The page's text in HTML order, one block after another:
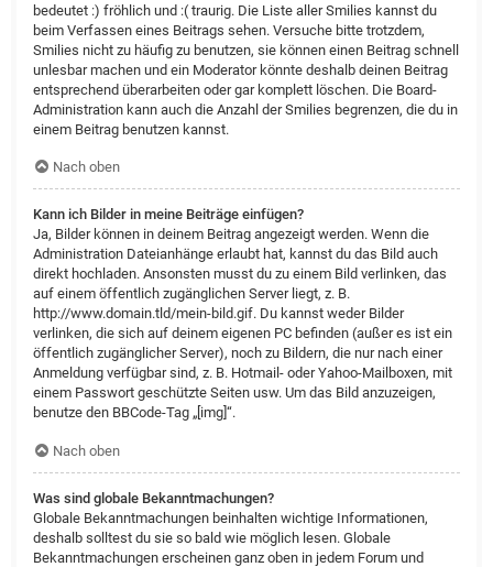
bedeutet :) fröhlich und :( traurig. Die Liste aller Smilies kannst du
beim Verfassen eines Beitrags sehen. Versuche bitte trotzdem,
Smilies nicht zu häufig zu benutzen, sie können einen Beitrag schnell
unlesbar machen und ein Moderator könnte deshalb deinen Beitrag
entsprechend überarbeiten oder gar komplett löschen. Die Board-
Administration kann auch die Anzahl der Smilies begrenzen, die du in
einem Beitrag benutzen kannst.
Nach oben
Kann ich Bilder in meine Beiträge einfügen?
Ja, Bilder können in deinem Beitrag angezeigt werden. Wenn die
Administration Dateianhänge erlaubt hat, kannst du das Bild auch
direkt hochladen. Ansonsten musst du zu einem Bild verlinken, das
auf einem öffentlich zugänglichen Server liegt, z. B.
http://www.domain.tld/mein-bild.gif. Du kannst weder Bilder
verlinken, die sich auf deinem eigenen PC befinden (außer es ist ein
öffentlich zugänglicher Server), noch zu Bildern, die nur nach einer
Anmeldung verfügbar sind, z. B. Hotmail- oder Yahoo-Mailboxen, mit
einem Passwort geschützte Seiten usw. Um das Bild anzuzeigen,
benutze den BBCode-Tag „[img]“.
Nach oben
Was sind globale Bekanntmachungen?
Globale Bekanntmachungen beinhalten wichtige Informationen,
deshalb solltest du sie so bald wie möglich lesen. Globale
Bekanntmachungen erscheinen ganz oben in jedem Forum und